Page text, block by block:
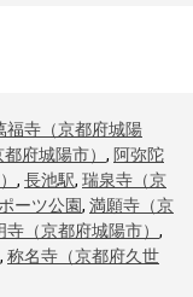
福寺（京都府城陽
府城陽市） , 阿弥陀
, 長池駅, 瑞泉寺（京
ーツ公園, 満願寺（京
寺（京都府城陽市） ,
, 称名寺（京都府久世